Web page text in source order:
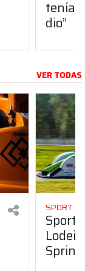
dio”
VER TODAS
SPORT
Sport
Sprint